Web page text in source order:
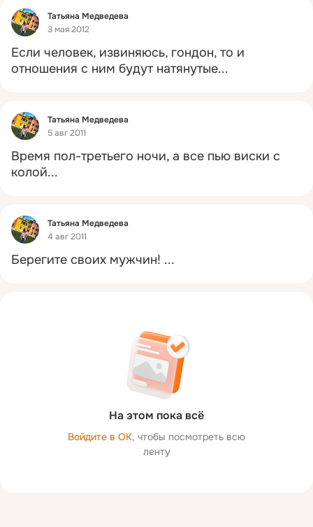
Фид
Татьяна Медведева
3 мая 2012
Если человек, извиняюсь, гондон, то и
отношения с ним будут натянутые...
Фид
Татьяна Медведева
5 авг 2011
Время пол-третьего ночи, а все пью виски с
колой...
Фид
Татьяна Медведева
4 авг 2011
Берегите своих мужчин! ...
На этом пока всё
Войдите в ОК, чтобы посмотреть всю
ленту